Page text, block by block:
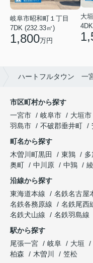
岐阜市昭和町１丁目
7DK (232.33㎡)
1,800万円
大
ハートフルタウン 一
市区町村から探す
一宮市
岐阜市 大垣市
羽島市
不破郡垂井町
町名から探す
木曽川町黒田
東鶉 多
奥町
中川原 中鶉
沿線から探す
東海道本線
名鉄名古屋
名鉄各務原線
名鉄尾西
名鉄犬山線
名鉄羽島線
駅から探す
尾張一宮
岐阜 大垣
柏森
木曽川 笠松